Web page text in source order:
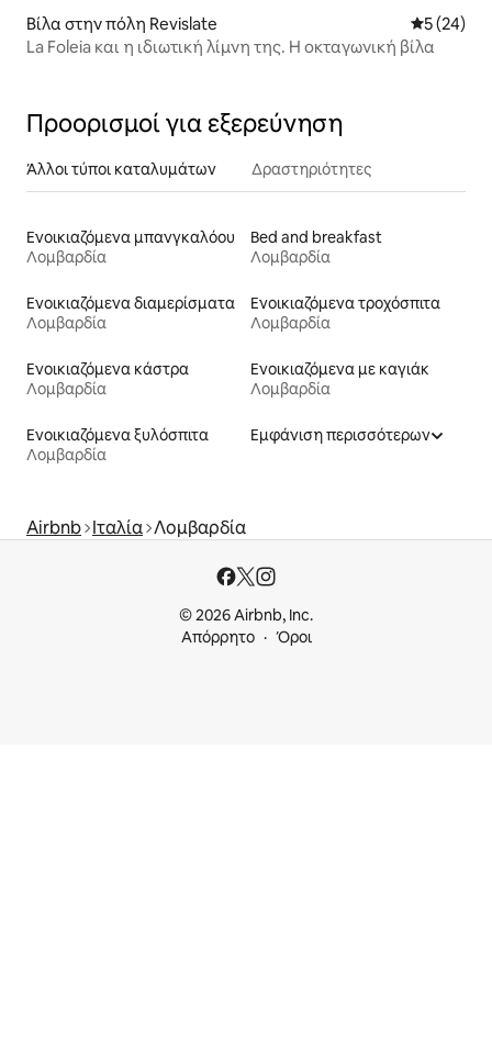
Βίλα στην πόλη Revislate Μέση
5 (24)
La Foleia και η ιδιωτική λίμνη της. Η οκταγωνική βίλα
Προορισμοί για εξερεύνηση
Άλλοι τύποι καταλυμάτων Δραστηριότητες
Ενοικιαζόμενα μπανγκαλόου
Λομβαρδία
Bed and breakfast
Λομβαρδία
Ενοικιαζόμενα διαμερίσματα
Λομβαρδία
Ενοικιαζόμενα τροχόσπιτα
Λομβαρδία
Ενοικιαζόμενα κάστρα
Λομβαρδία
Ενοικιαζόμενα με καγιάκ
Λομβαρδία
Ενοικιαζόμενα ξυλόσπιτα
Λομβαρδία
Εμφάνιση περισσότερων
Airbnb Ιταλία Λομβαρδία
© 2026 Airbnb, Inc.
Απόρρητο
Όροι